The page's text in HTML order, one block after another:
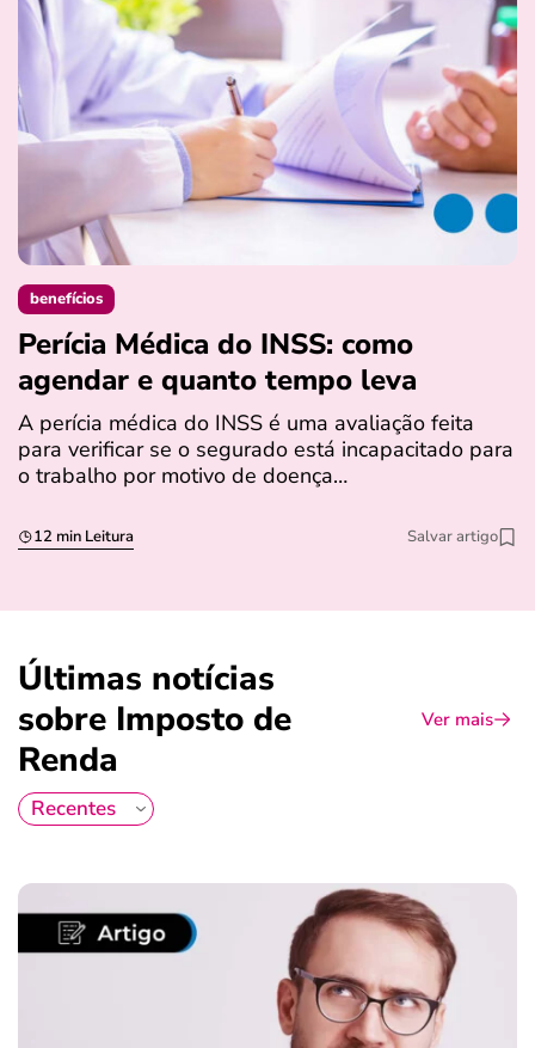
benefícios
Perícia Médica do INSS: como
agendar e quanto tempo leva
A perícia médica do INSS é uma avaliação feita
para verificar se o segurado está incapacitado para
o trabalho por motivo de doença…
12 min Leitura Salvar artigo
Últimas notícias
sobre Imposto de
Renda
Ver mais